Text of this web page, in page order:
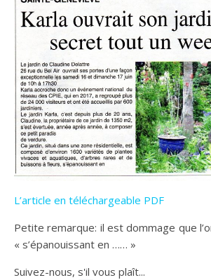
L’article en téléchargeable PDF
Petite remarque: il est dommage que
« s’épanouissant en …… »
Suivez-nous, s'il vous plaît...